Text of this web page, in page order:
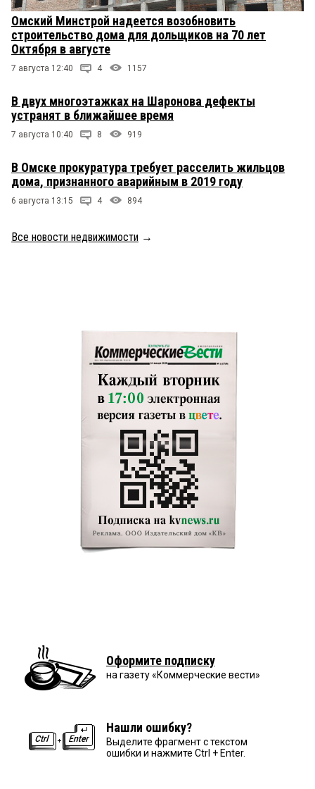
Омский Минстрой надеется возобновить
строительство дома для дольщиков на 70 лет
Октября в августе
7 августа 12:40 4 1157
В двух многоэтажках на Шаронова дефекты
устранят в ближайшее время
7 августа 10:40 8 919
В Омске прокуратура требует расселить жильцов
дома, признанного аварийным в 2019 году
6 августа 13:15 4 894
Все новости недвижимости →
Оформите подписку
на газету «Коммерческие вести»
Нашли ошибку?
Выделите фрагмент с текстом
ошибки и нажмите Ctrl + Enter.